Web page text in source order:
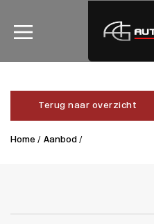
Terug naar overzicht
Home / Aanbod /